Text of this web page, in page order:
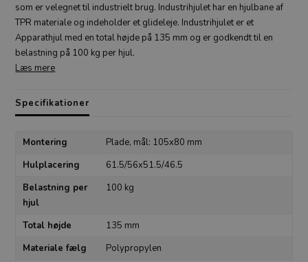
som er velegnet til industrielt brug. Industrihjulet har en hjulbane af
TPR materiale og indeholder et glideleje. Industrihjulet er et
Apparathjul med en total højde på 135 mm og er godkendt til en
belastning på 100 kg per hjul.
Læs mere
Specifikationer
Montering
Plade, mål: 105x80 mm
Hulplacering
61.5/56x51.5/46.5
Belastning per
hjul
100 kg
Total højde
135 mm
Materiale fælg
Polypropylen